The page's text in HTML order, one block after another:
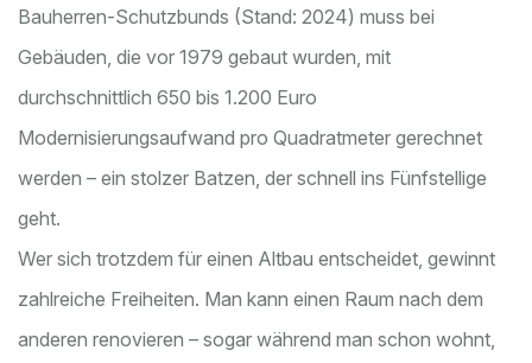
Bauherren-Schutzbunds (Stand: 2024) muss bei
Gebäuden, die vor 1979 gebaut wurden, mit
durchschnittlich 650 bis 1.200 Euro
Modernisierungsaufwand pro Quadratmeter gerechnet
werden – ein stolzer Batzen, der schnell ins Fünfstellige
geht.
Wer sich trotzdem für einen Altbau entscheidet, gewinnt
zahlreiche Freiheiten. Man kann einen Raum nach dem
anderen renovieren – sogar während man schon wohnt,